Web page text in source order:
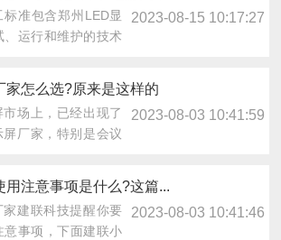
2023-08-15 10:17:27
准包含郑州LED显
、运行和维护的技术
家怎么选?原来是这样的
2023-08-03 10:41:59
场上，已经出现了
厂家，特别是会议
用注意事项是什么?这篇...
2023-08-03 10:41:46
建联科技提醒你要
意事项，下面建联小